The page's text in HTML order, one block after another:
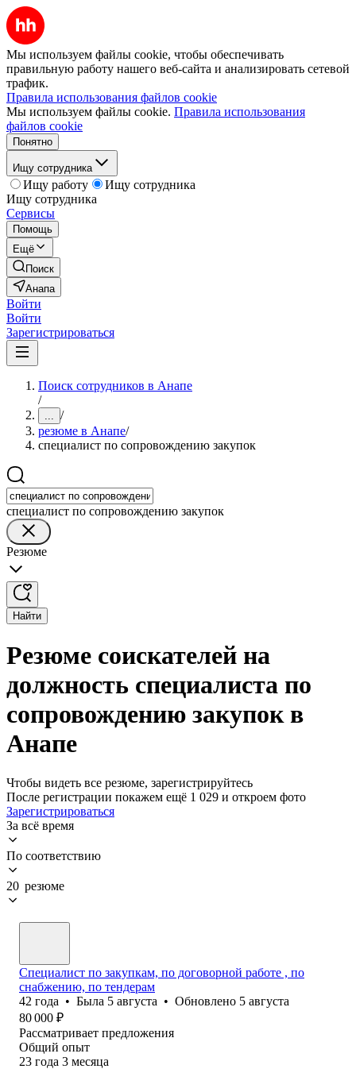
Мы используем файлы cookie, чтобы обеспечивать
правильную работу нашего веб-сайта и анализировать сетевой
трафик.
Правила использования файлов cookie
Мы используем файлы cookie. Правила использования
файлов cookie
Понятно
Ищу сотрудника
Ищу работу
Ищу сотрудника
Ищу сотрудника
Сервисы
Помощь
Ещё
Поиск
Анапа
Войти
Войти
Зарегистрироваться
Поиск сотрудников в Анапе
/
... /
резюме в Анапе/
специалист по сопровождению закупок
специалист по сопровождению закупок
Резюме
Найти
Резюме соискателей на
должность специалиста по
сопровождению закупок в
Анапе
Чтобы видеть все резюме, зарегистрируйтесь
После регистрации покажем ещё 1 029 и откроем фото
Зарегистрироваться
За всё время
По соответствию
20 резюме
Специалист по закупкам, по договорной работе , по
снабжению, по тендерам
42 года • Была 5 августа • Обновлено 5 августа
80 000 ₽
Рассматривает предложения
Общий опыт
23 года 3 месяца